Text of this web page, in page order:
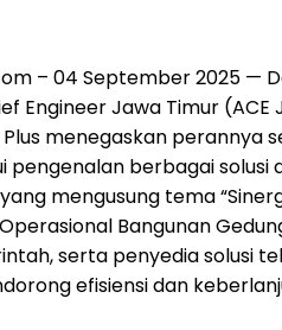
– 04 September 2025 —
Engineer Jawa Timur
Plus menegaskan perannya
pengenalan berbagai solusi
mengusung tema
Bangunan
serta penyedia solusi
efisiensi dan